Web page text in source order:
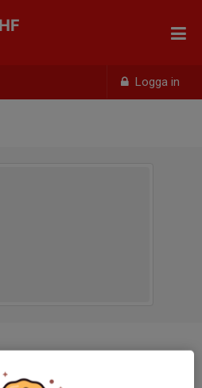
Logga in